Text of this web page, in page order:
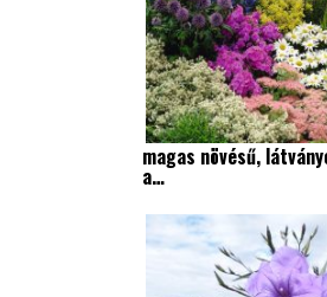
magas növésű,
a…